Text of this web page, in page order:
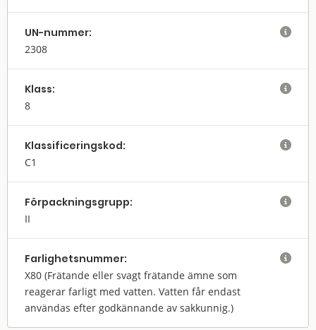
UN-nummer:
2308

Klass:
8

Klassifi­cerings­kod:
C1

Förpack­nings­grupp:
II

Farlighets­nummer:
X80 (Frätande eller svagt frätande ämne som
reagerar farligt med vatten. Vatten får endast
användas efter godkännande av sakkunnig.)
